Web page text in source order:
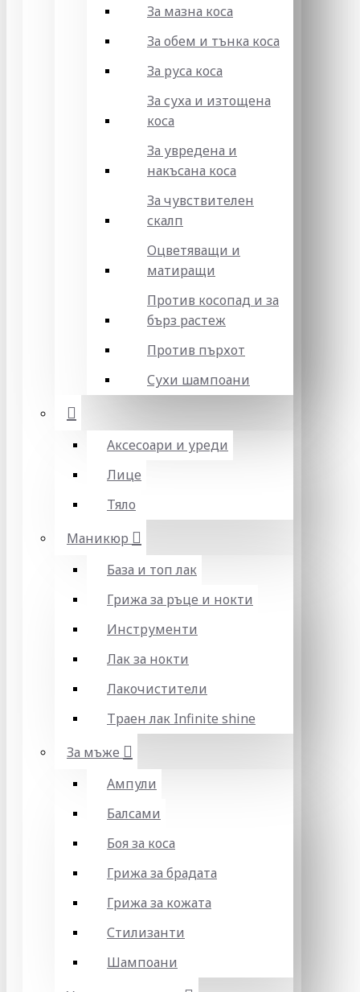
За мазна коса
За обем и тънка коса
За руса коса
За суха и изтощена
коса
За увредена и
накъсана коса
За чувствителен
скалп
Оцветяващи и
матиращи
Против косопад и за
бърз растеж
Против пърхот
Сухи шампоани
Аксесоари и уреди
Лице
Тяло
Маникюр
База и топ лак
Грижа за ръце и нокти
Инструменти
Лак за нокти
Лакочистители
Траен лак Infinite shine
За мъже
Ампули
Балсами
Боя за коса
Грижа за брадата
Грижа за кожата
Стилизанти
Шампоани